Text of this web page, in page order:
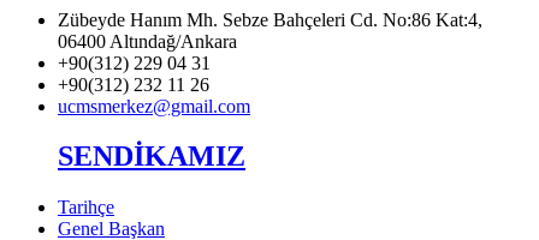
Zübeyde Hanım Mh. Sebze Bahçeleri Cd. No:86 Kat:4,
06400 Altındağ/Ankara
+90(312) 229 04 31
+90(312) 232 11 26
ucmsmerkez@gmail.com
SENDİKAMIZ
Tarihçe
Genel Başkan